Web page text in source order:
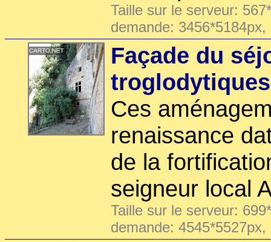
Taille sur le serveur:
demande:
Façade du
Ces
renaissance
de la
seigneur local
Taille sur le serveur:
demande: